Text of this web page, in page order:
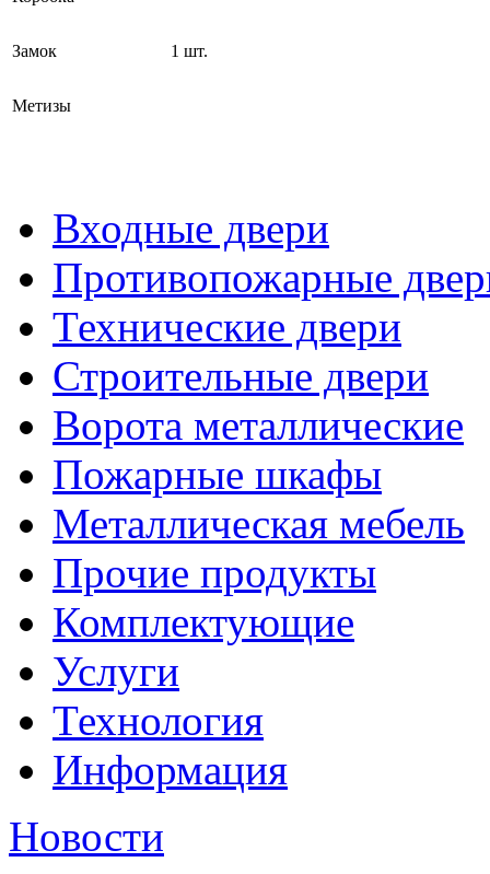
Замок 1 шт.
Метизы
Входные двери
Противопожарные
Технические двери
Строительные двери
Ворота металлические
Пожарные шкафы
Металлическая мебель
Прочие продукты
Комплектующие
Услуги
Технология
Информация
Новости